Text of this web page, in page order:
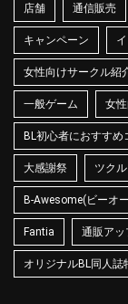
店舗 通信販売
キャンペーン
女性向けサークル紹
一般ゲーム 女
BL初心者におすすめ
大感謝祭 ツク
B-Awesome(ビーオ
Fantia 通販アッ
オリジナルBL同人誌